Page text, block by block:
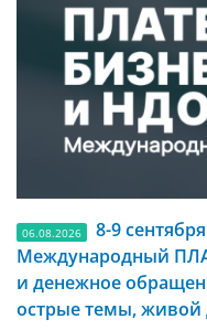
06.08.2026
8-9
Международный
и денежное
острые темы, живой